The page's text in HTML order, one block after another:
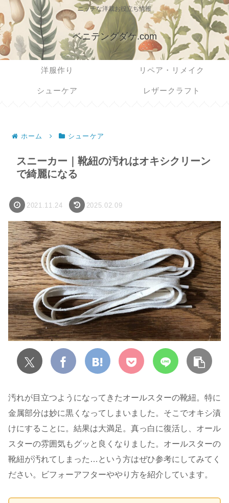
ニッチな洋裁お役立ち情報
ベニテングダケ.com
洋服作り リペア・リメイク
シューケア レザークラフト
ホーム シューケア
スニーカー｜靴紐の汚れはオキシクリーン
で綺麗になる
2021.11.24 2025.02.09
汚れが目立つようになってきたオールスターの靴紐。特に
金属部分は妙に黒くなってしまいました。そこでオキシ漬
けにすることに。結果は大満足。真っ白に復活し、オール
スターの雰囲気もグッと良くなりました。オールスターの
靴紐が汚れてしまった…という方はぜひ参考にしてみてく
ださい。ビフォーアフターややり方を紹介しています。